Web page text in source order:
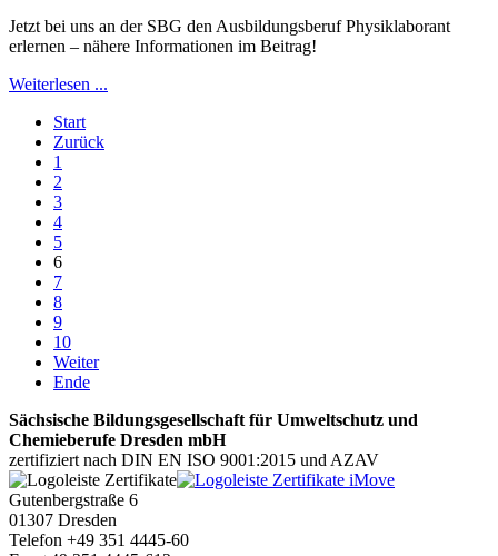
Jetzt bei uns an der SBG den Ausbildungsberuf Physiklaborant
erlernen – nähere Informationen im Beitrag!
Weiterlesen ...
Start
Zurück
1
2
3
4
5
6
7
8
9
10
Weiter
Ende
Sächsische Bildungsgesellschaft für Umweltschutz und
Chemieberufe Dresden mbH
zertifiziert nach DIN EN ISO 9001:2015 und AZAV
Gutenbergstraße 6
01307 Dresden
Telefon +49 351 4445-60